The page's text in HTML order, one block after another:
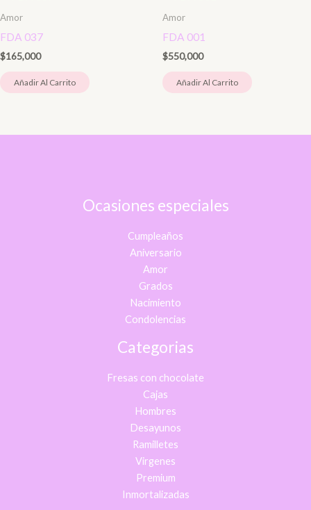
Amor
FDA 037
$165,000
Añadir Al Carrito
Amor
FDA 001
$550,000
Añadir Al Carrito
Ocasiones especiales
Cumpleaños
Aniversario
Amor
Grados
Nacimiento
Condolencias
Categorias
Fresas con chocolate
Cajas
Hombres
Desayunos
Ramilletes
Virgenes
Premium
Inmortalizadas